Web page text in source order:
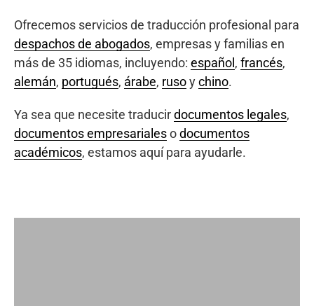
Ofrecemos servicios de traducción profesional para
despachos de abogados, empresas y familias en
más de 35 idiomas, incluyendo: español , francés,
alemán, portugués, árabe, rusoychino.
Ya sea que necesite traducirdocumentos legales,
documentos empresarialesodocumentos
académicos, estamos aquí para ayudarle.